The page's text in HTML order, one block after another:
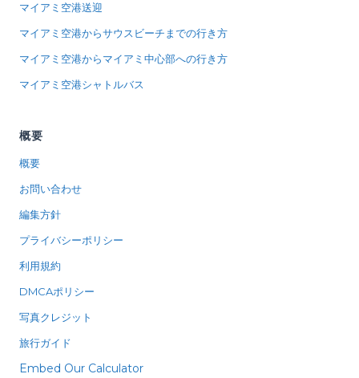
マイアミ空港送迎
マイアミ空港からサウスビーチまでの行き方
マイアミ空港からマイアミ中心部への行き方
マイアミ空港シャトルバス
概要
概要
お問い合わせ
編集方針
プライバシーポリシー
利用規約
DMCAポリシー
写真クレジット
旅行ガイド
Embed Our Calculator